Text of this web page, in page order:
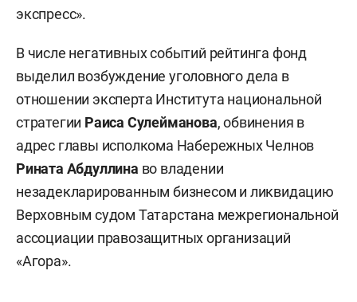
экспресс».
В числе негативных событий рейтинга фонд
выделил возбуждение уголовного дела в
отношении эксперта Института национальной
стратегии Раиса Сулейманова, обвинения в
адрес главы исполкома Набережных Челнов
Рината Абдуллина во владении
незадекларированным бизнесом и ликвидацию
Верховным судом Татарстана межрегиональной
ассоциации правозащитных организаций
«Агора».